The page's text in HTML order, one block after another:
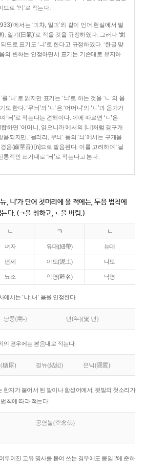
로 ‘의’로 적는다.
에서는 ‘긔챠, 일긔’와 같이 언어 현실에서 멀
일기(日氣)’로 적을 것을 규정하였다. 그러나 ‘희
므로 표기도 ‘ㅢ’로 한다고 규정하였다. ‘한글 맞
의 변화는 인정하면서 표기는 기존대로 유지하
를 ‘니’로 읽지만 표기는 ‘늬’로 하는 것을 ‘ㄴ’의 음
한다. ‘무늬’의 ‘ㄴ’은 ‘어머니’의 ‘ㄴ’과 음가가
‘늬’로 적는다는 견해이다. 이에 따르면 ‘ㄴ’은
합하면 ‘어머니, 읽으니까’에서의 [니]처럼 경구개
되지만, ‘늴리리, 무늬’ 등의 ‘늬’에서는 구개음
음(齒莖音) [n]으로 발음된다. 이를 고려하여 ‘늴
통적인 표기대로 ‘늬’로 적는다고 본다.
, 니’가 단어 첫머리에 올 적에는, 두음 법칙에
는다. (ㄱ을 취하고, ㄴ을 버림.)
ㄴ ㄱ ㄴ
녀자 유대(紐帶) 뉴대
년세 이토(泥土) 니토
뇨소 익명(匿名) 닉명
에서는 ‘냐, 녀’ 음을 인정한다.
냥쭝(兩-) 년(年)(몇 년)
의 경우에는 본음대로 적는다.
糖尿) 결뉴(結紐) 은닉(隱匿)
한자가 붙어서 된 말이나 합성어에서, 뒷말의 첫소리가
칙에 따라 적는다.
공염불(空念佛)
루어진 고유 명사를 붙여 쓰는 경우에도 붙임 2에 준하